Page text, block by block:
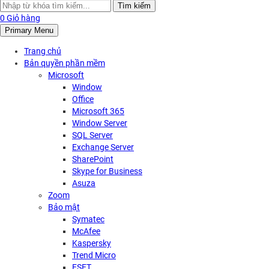
Search
for:
Tìm kiếm
0 Giỏ hàng
Primary Menu
Trang chủ
Bản quyền phần mềm
Microsoft
Window
Office
Microsoft 365
Window Server
SQL Server
Exchange Server
SharePoint
Skype for Business
Asuza
Zoom
Bảo mật
Symatec
McAfee
Kaspersky
Trend Micro